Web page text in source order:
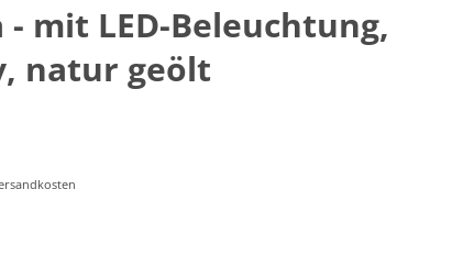
mit LED-Beleuchtung,
natur geölt